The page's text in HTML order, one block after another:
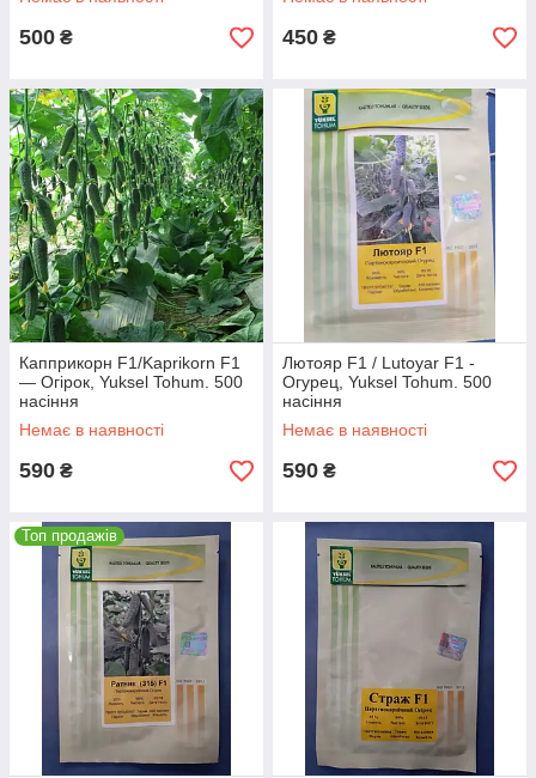
500 ₴ 450 ₴
Капприкорн F1/Kaprikorn F1
— Огірок, Yuksel Tohum. 500
насіння
Немає в наявності
590 ₴
Лютояр F1 / Lutoyar F1 -
Огурец, Yuksel Tohum. 500
насіння
Немає в наявності
590 ₴
Топ продажів